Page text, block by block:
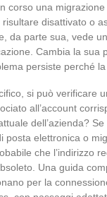
corso una migrazione
disattivato o
da parte sua, vede
Cambia la sua
persiste perché la
si può verificare
all’account
dell’azienda? Se
posta elettronica o
che l’indirizzo
Una guida
per la